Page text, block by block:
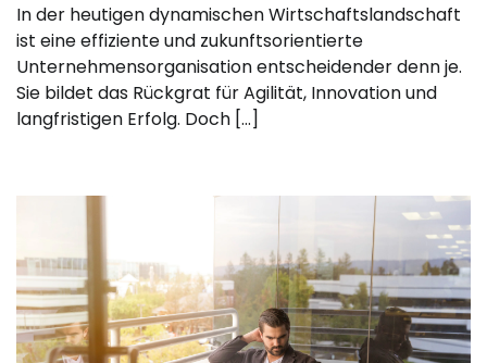
In der heutigen dynamischen Wirtschaftslandschaft
ist eine effiziente und zukunftsorientierte
Unternehmensorganisation entscheidender denn je.
Sie bildet das Rückgrat für Agilität, Innovation und
langfristigen Erfolg. Doch […]